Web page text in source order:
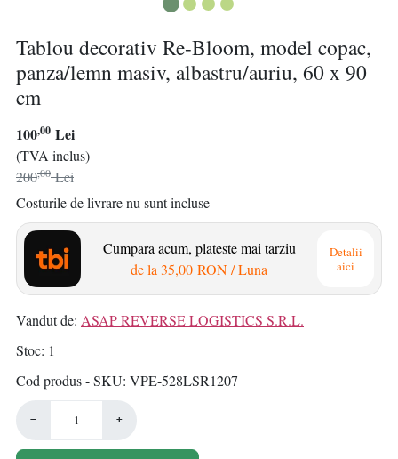
Tablou decorativ Re-Bloom, model copac,
panza/lemn masiv, albastru/auriu, 60 x 90
cm
100,00 Lei
(TVA inclus)
200,00 Lei
Costurile de livrare nu sunt incluse
Cumpara acum, plateste mai tarziu
de la35,00 RON/ Luna
Detalii
aici
Vandut de: ASAP REVERSE LOGISTICS S.R.L.
Stoc 1
Cod produs - SKU VPE-528LSR1207
− +